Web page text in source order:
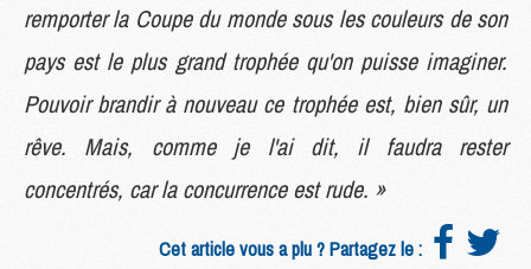
remporter la Coupe du monde sous les couleurs de son
pays est le plus grand trophée qu'on puisse imaginer.
Pouvoir brandir à nouveau ce trophée est, bien sûr, un
rêve. Mais, comme je l'ai dit, il faudra rester
concentrés, car la concurrence est rude. »
Cet article vous a plu ? Partagez le :